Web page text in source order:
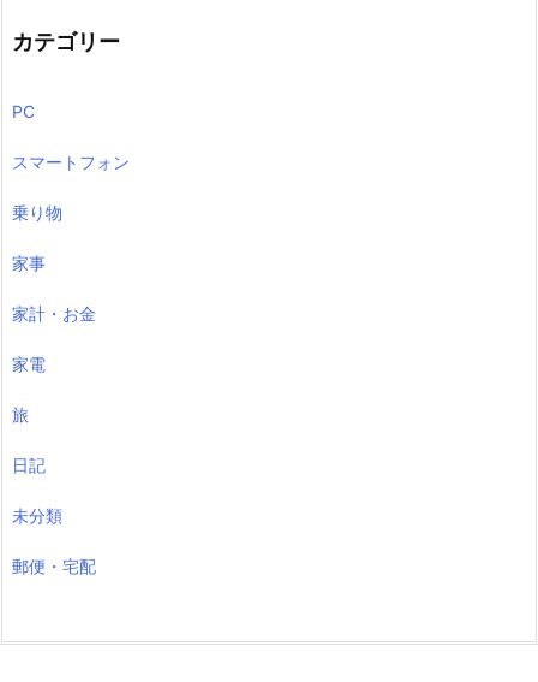
カテゴリー
PC
スマートフォン
乗り物
家事
家計・お金
家電
旅
日記
未分類
郵便・宅配